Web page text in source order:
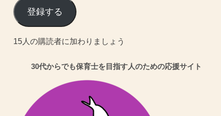
ル
ア
ド
登録する
15人の購読者に加わりましょう
30代からでも保育士を目指す人のための応援サイト